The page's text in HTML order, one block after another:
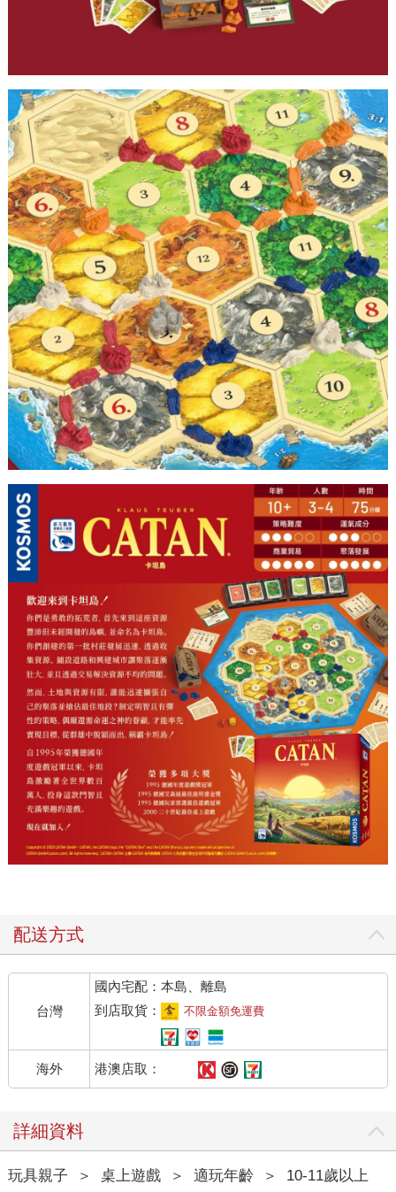
配送方式
台灣
國內宅配：本島、離島
到店取貨：
不限金額免運費
海外 港澳店取：
詳細資料
玩具親子 ＞ 桌上遊戲 ＞ 適玩年齡 ＞ 10-11歲以上